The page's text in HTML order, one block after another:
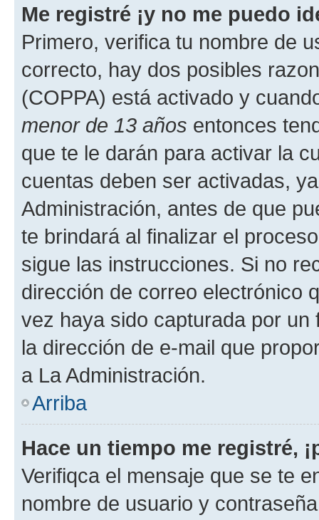
Me registré ¡y no me puedo
Primero, verifica tu nombre de
correcto, hay dos posibles
(COPPA) está activado y
menor de 13 años entonces
que te le darán para activar la
cuentas deben ser activadas,
Administración, antes de que
te brindará al finalizar el
sigue las instrucciones. Si no
dirección de correo electrónico
vez haya sido capturada por
la dirección de e-mail que
a La Administración.
Arriba
Hace un tiempo me registré,
Verifiqca el mensaje que se te
nombre de usuario y